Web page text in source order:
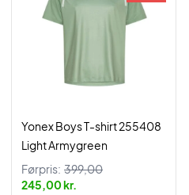
Yonex Boys T-shirt 255408
Light Armygreen
Førpris: 399,00
245,00 kr.